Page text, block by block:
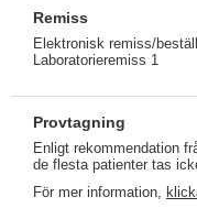
Remiss
Elektronisk remiss/
Laboratorieremiss 1
Provtagning
Enligt rekommendation
de flesta patienter tas
För mer information,